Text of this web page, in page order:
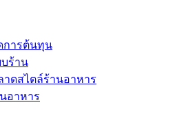
การต้นทุน
บร้าน
าดสไตล์ร้านอาหาร
อาหาร